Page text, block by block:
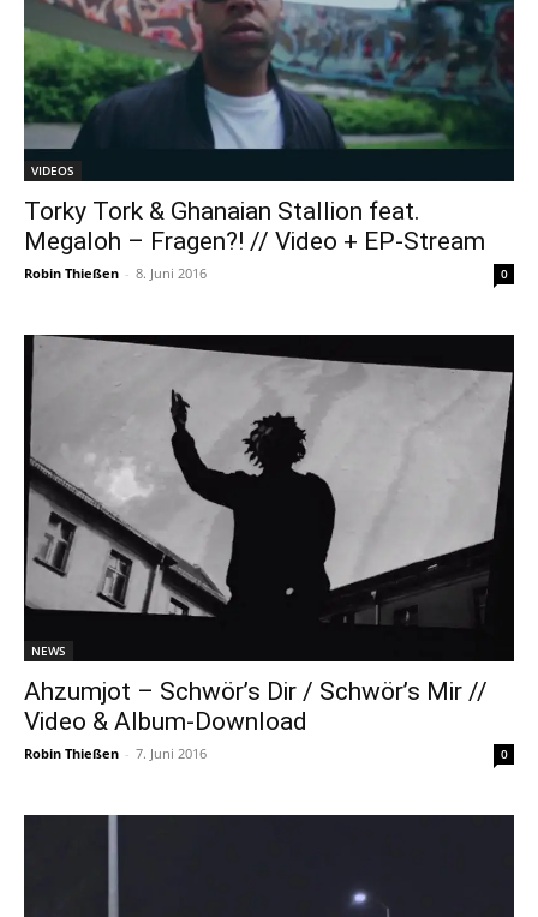
VIDEOS
Torky Tork & Ghanaian Stallion feat.
Megaloh – Fragen?! // Video + EP-Stream
Robin Thießen - 8. Juni 2016 0
NEWS
Ahzumjot – Schwör’s Dir / Schwör’s Mir //
Video & Album-Download
Robin Thießen - 7. Juni 2016 0